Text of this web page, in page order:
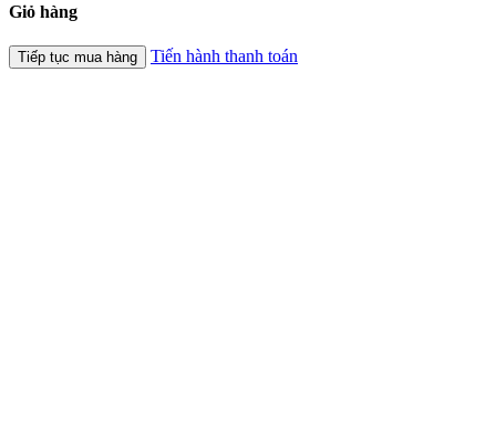
Giỏ hàng
Tiếp tục mua hàng Tiến hành thanh toán